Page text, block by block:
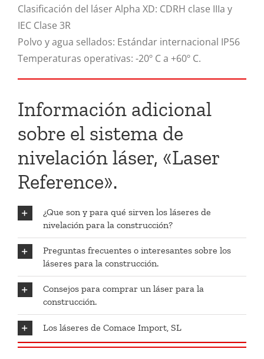
Clasificación del láser Alpha XD: CDRH clase IIIa y
IEC Clase 3R
Polvo y agua sellados: Estándar internacional IP56
Temperaturas operativas: -20º C a +60º C.
Información adicional
sobre el sistema de
nivelación láser, «Laser
Reference».
¿Que son y para qué sirven los láseres de
nivelación para la construcción?
Preguntas frecuentes o interesantes sobre los
láseres para la construcción.
Consejos para comprar un láser para la
construcción.
Los láseres de Comace Import, SL